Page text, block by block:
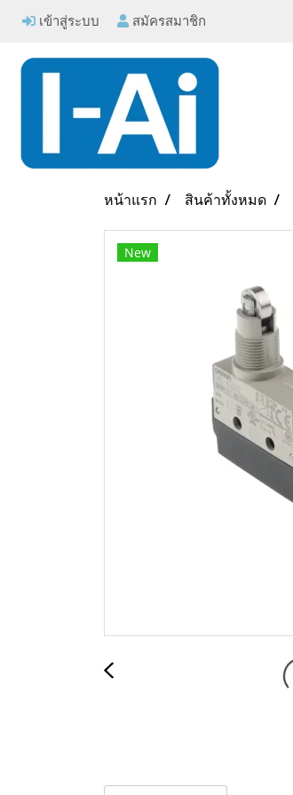
เข้าสู่ระบบ สมัครสมาชิก
หน้าแรก สินค้าทั้งหมด
New